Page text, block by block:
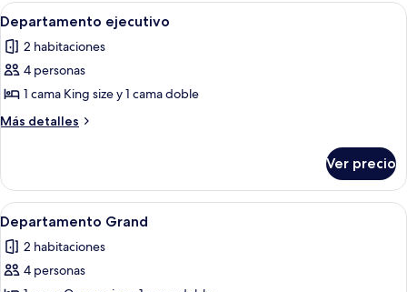
Abrir
todas
las
fotos
de
Departamento
Una sala moderna con sofá, mesa
13
Departamento ejecutivo
2 habitaciones
4 personas
1 cama King size y 1 cama doble
Más detalles
Más
ejecutivo
Ver precio
Abrir
todas
las
fotos
Una sala de estar moderna con una
12
Departamento Grand
2 habitaciones
4 personas